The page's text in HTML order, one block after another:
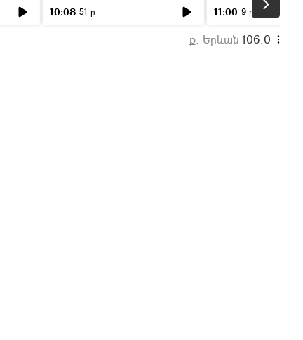
10:08 51 ր 11:00 9 ր
ք. Երևան 106.0